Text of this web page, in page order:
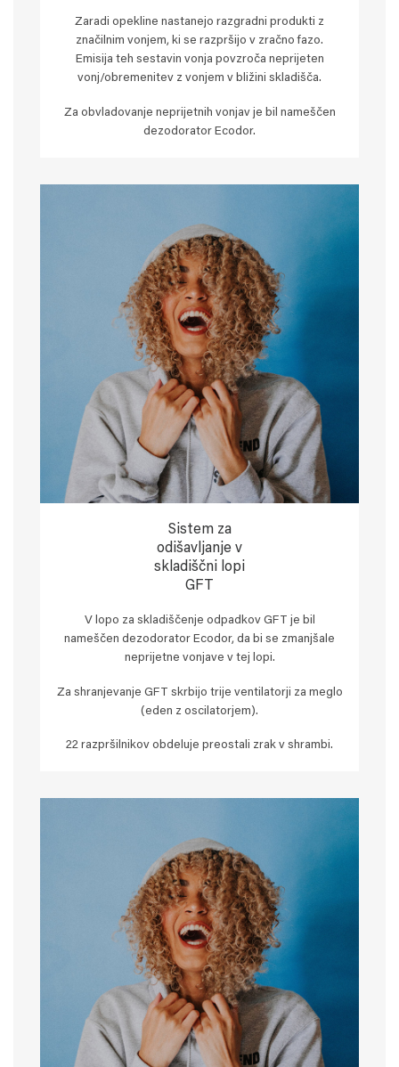
Zaradi opekline nastanejo razgradni produkti z
značilnim vonjem, ki se razpršijo v zračno fazo.
Emisija teh sestavin vonja povzroča neprijeten
vonj/obremenitev z vonjem v bližini skladišča.
Za obvladovanje neprijetnih vonjav je bil nameščen
dezodorator Ecodor.
Sistem za
odišavljanje v
skladiščni lopi
GFT
V lopo za skladiščenje odpadkov GFT je bil
nameščen dezodorator Ecodor, da bi se zmanjšale
neprijetne vonjave v tej lopi.
Za shranjevanje GFT skrbijo trije ventilatorji za meglo
(eden z oscilatorjem).
22 razpršilnikov obdeluje preostali zrak v shrambi.